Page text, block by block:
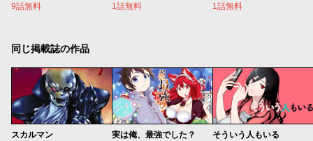
9話無料 1話無料 1話無料
同じ掲載誌の作品
スカルマン 実は俺、最強でした？ そういう人もいる